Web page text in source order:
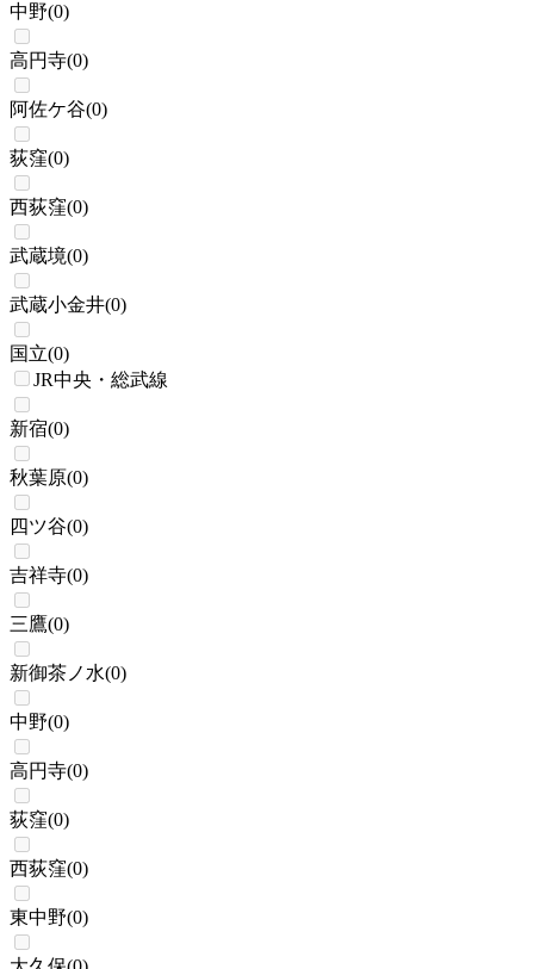
中野(0)
高円寺(0)
阿佐ケ谷(0)
荻窪(0)
西荻窪(0)
武蔵境(0)
武蔵小金井(0)
国立(0)
JR中央・総武線
新宿(0)
秋葉原(0)
四ツ谷(0)
吉祥寺(0)
三鷹(0)
新御茶ノ水(0)
中野(0)
高円寺(0)
荻窪(0)
西荻窪(0)
東中野(0)